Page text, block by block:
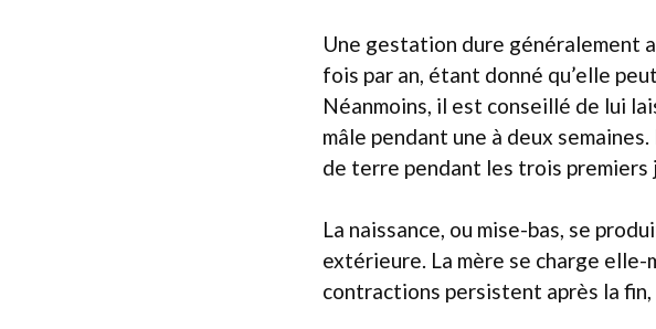
Une gestation dure généralement
fois par an, étant donné qu’elle
Néanmoins, il est conseillé de lui
mâle pendant une à deux
de terre pendant les trois premiers
La naissance, ou mise-bas, se
extérieure. La mère se charge elle-
contractions persistent après la